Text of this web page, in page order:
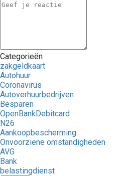
Categorieën
zakgeldkaart
Autohuur
Coronavirus
Autoverhuurbedrijven
Besparen
OpenBankDebitcard
N26
Aankoopbescherming
Onvoorziene omstandigheden
AVG
Bank
belastingdienst